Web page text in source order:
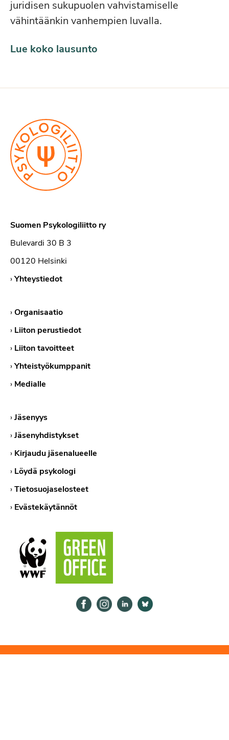
juridisen sukupuolen vahvistamiselle
vähintäänkin vanhempien luvalla.
Lue koko lausunto
Suomen Psykologiliitto ry
Bulevardi 30 B 3
00120 Helsinki
›Yhteystiedot
›Organisaatio
› Liiton perustiedot
› Liiton tavoitteet
›Yhteistyökumppanit
› Medialle
›Jäsenyys
›Jäsenyhdistykset
› Kirjaudu jäsenalueelle
› Löydä psykologi
›Tietosuojaselosteet
› Evästekäytännöt